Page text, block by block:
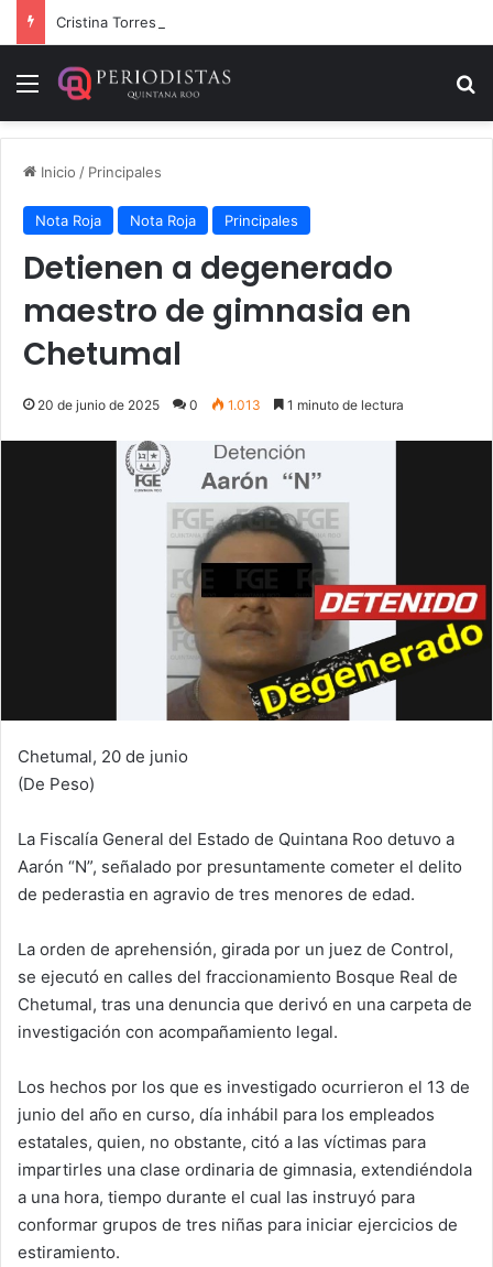
Cristina Torres, la Secretaria que cobra sin chambear
Menú
Inicio / Principales
Nota Roja Nota Roja Principales
Detienen a degenerado
maestro de gimnasia en
Chetumal
20 de junio de 2025 0 1.013 1 minuto de lectura
Chetumal, 20 de junio
(De Peso)
La Fiscalía General del Estado de Quintana Roo detuvo a
Aarón “N”, señalado por presuntamente cometer el delito
de pederastia en agravio de tres menores de edad.
La orden de aprehensión, girada por un juez de Control,
se ejecutó en calles del fraccionamiento Bosque Real de
Chetumal, tras una denuncia que derivó en una carpeta de
investigación con acompañamiento legal.
Los hechos por los que es investigado ocurrieron el 13 de
junio del año en curso, día inhábil para los empleados
estatales, quien, no obstante, citó a las víctimas para
impartirles una clase ordinaria de gimnasia, extendiéndola
a una hora, tiempo durante el cual las instruyó para
conformar grupos de tres niñas para iniciar ejercicios de
estiramiento.